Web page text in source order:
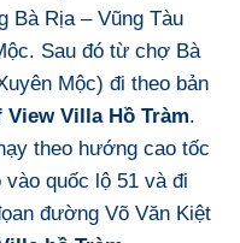
Bà Rịa – Vũng Tàu
Sau đó từ chợ Bà
Mộc) đi theo bản
View Villa Hồ Tràm.
theo hướng cao tốc
vào quốc lộ 51 và đi
đường Võ Văn Kiệt